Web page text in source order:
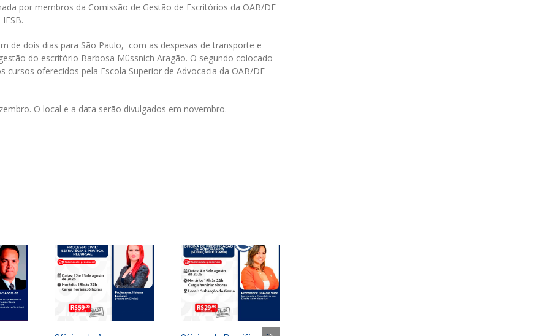
por membros da Comissão de Gestão de Escritórios da OAB/DF
de dois dias para São Paulo, com as despesas de transporte e
do escritório Barbosa Müssnich Aragão. O segundo colocado
cursos oferecidos pela Escola Superior de Advocacia da OAB/DF
O local e a data serão divulgados em novembro.